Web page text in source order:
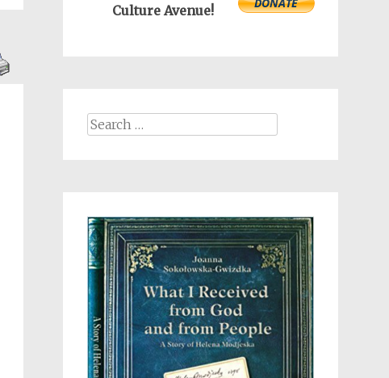
Culture Avenue!
Search